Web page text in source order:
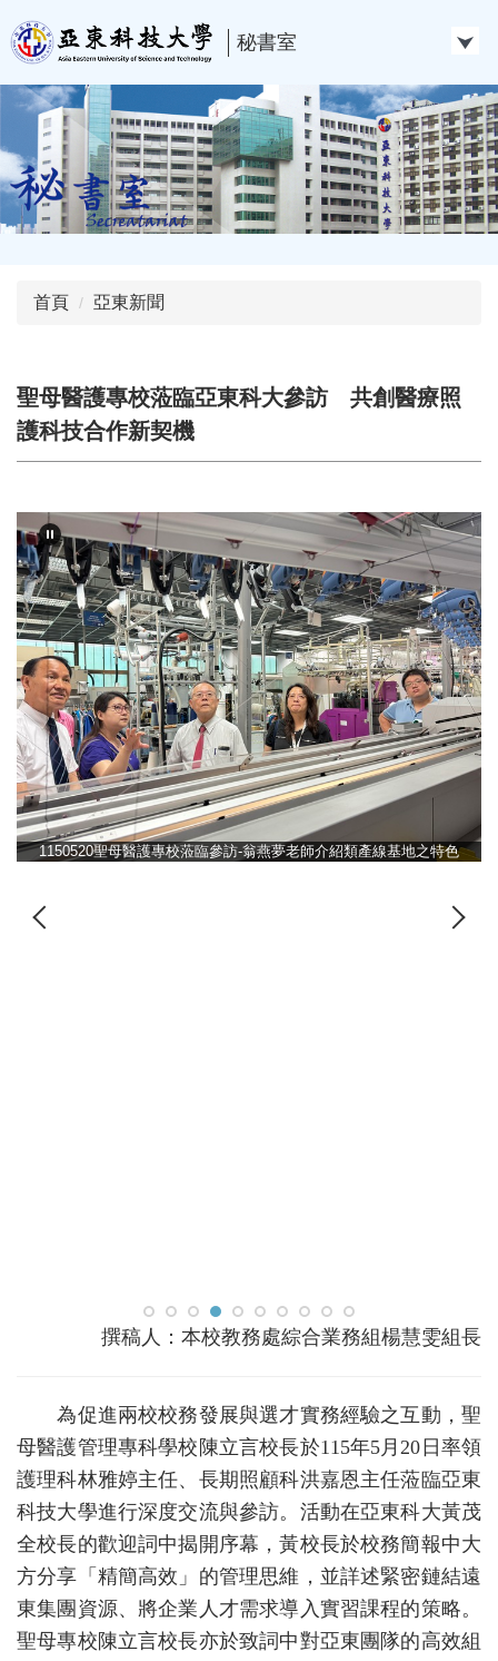
到
主
要
內
區
秘書室
首頁 亞東新聞
聖母醫護專校蒞臨亞東科大參訪 共創醫療照
護科技合作新契機
1150520聖母醫護專校蒞臨參訪-翁燕夢老師介紹類產線基地之特色
撰稿人：本校教務處綜合業務組楊慧雯組長
為促進兩校校務發展與選才實務經驗之互動，聖
母醫護管理專科學校陳立言校長於115年5月20日率領
護理科林雅婷主任、長期照顧科洪嘉恩主任蒞臨亞東
科技大學進行深度交流與參訪。活動在亞東科大黃茂
全校長的歡迎詞中揭開序幕，黃校長於校務簡報中大
方分享「精簡高效」的管理思維，並詳述緊密鏈結遠
東集團資源、將企業人才需求導入實習課程的策略。
聖母專校陳立言校長亦於致詞中對亞東團隊的高效組